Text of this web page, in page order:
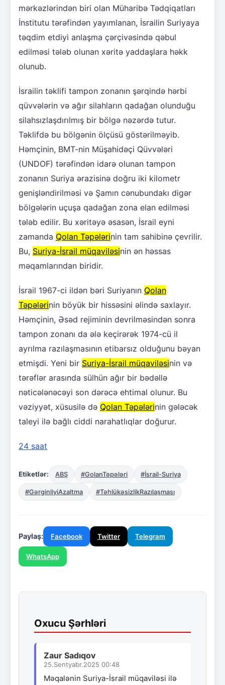
mərkəzlərindən biri olan Müharibə Tədqiqatları
İnstitutu tərəfindən yayımlanan, İsrailin Suriyaya
təqdim etdiyi anlaşma çərçivəsində qəbul
edilməsi tələb olunan xəritə yaddaşlara həkk
olunub.
İsrailin təklifi tampon zonanın şərqində hərbi
qüvvələrin və ağır silahların qadağan olunduğu
silahsızlaşdırılmış bir bölgə nəzərdə tutur.
Təklifdə bu bölgənin ölçüsü göstərilməyib.
Həmçinin, BMT-nin Müşahidəçi Qüvvələri
(UNDOF) tərəfindən idarə olunan tampon
zonanın Suriya ərazisinə doğru iki kilometr
genişləndirilməsi və Şamın cənubundakı digər
bölgələrin uçuşa qadağan zona elan edilməsi
tələb edilir. Bu xəritəyə əsasən, İsrail eyni
zamanda Qolan Təpələrinin tam sahibinə çevrilir.
Bu, Suriya-İsrail müqaviləsinin ən həssas
məqamlarından biridir.
İsrail 1967-ci ildən bəri Suriyanın Qolan
Təpələrinin böyük bir hissəsini əlində saxlayır.
Həmçinin, Əsəd rejiminin devrilməsindən sonra
tampon zonanı da ələ keçirərək 1974-cü il
ayrılma razılaşmasının etibarsız olduğunu bəyan
etmişdi. Yeni bir Suriya-İsrail müqaviləsinin və
tərəflər arasında sülhün ağır bir bədəllə
nəticələnəcəyi son dərəcə ehtimal olunur. Bu
vəziyyət, xüsusilə də Qolan Təpələrinin gələcək
taleyi ilə bağlı ciddi narahatlıqlar doğurur.
24 saat
Etiketlər: ABŞ #GolanTəpələri #İsrail-Suriya
#GərginliyiAzaltma #TəhlükəsizlikRazılaşması
Paylaş: Facebook Twitter Telegram
WhatsApp
Oxucu Şərhləri
Zaur Sadıqov
25.Sentyabr.2025 00:48
Məqalənin Suriya-İsrail müqaviləsi ilə